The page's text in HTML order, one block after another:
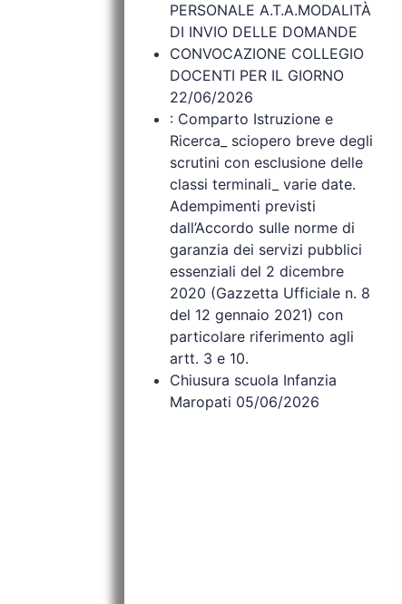
PERSONALE A.T.A.MODALITÀ
DI INVIO DELLE DOMANDE
CONVOCAZIONE COLLEGIO
DOCENTI PER IL GIORNO
22/06/2026
: Comparto Istruzione e
Ricerca_ sciopero breve degli
scrutini con esclusione delle
classi terminali_ varie date.
Adempimenti previsti
dall’Accordo sulle norme di
garanzia dei servizi pubblici
essenziali del 2 dicembre
2020 (Gazzetta Ufficiale n. 8
del 12 gennaio 2021) con
particolare riferimento agli
artt. 3 e 10.
Chiusura scuola Infanzia
Maropati 05/06/2026